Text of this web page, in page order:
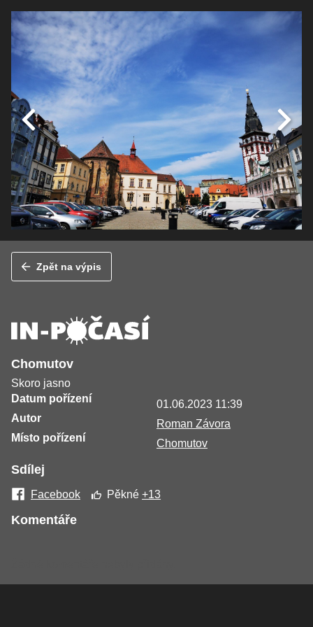
Zpět na výpis
Chomutov
Skoro jasno
Datum pořízení
01.06.2023 11:39
Autor
Roman Závora
Místo pořízení
Chomutov
Sdílej
Facebook Pěkné+13
Komentáře